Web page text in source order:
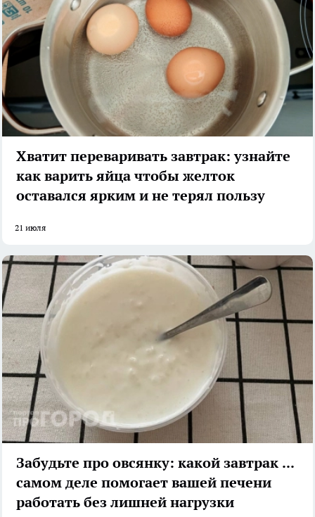
Хватит переваривать завтрак: узнайте
как варить яйца чтобы желток
оставался ярким и не терял пользу
21 июля
Забудьте про овсянку: какой завтрак на
самом деле помогает вашей печени
работать без лишней нагрузки